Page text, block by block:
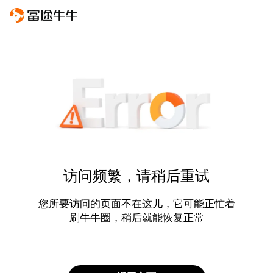
访问频繁，请稍后重试
您所要访问的页面不在这儿，它可能正忙着
刷牛牛圈，稍后就能恢复正常